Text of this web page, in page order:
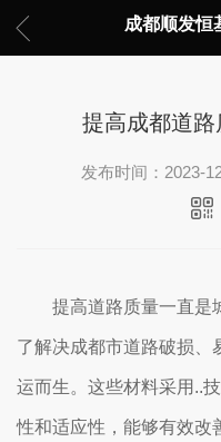
成都顺发恒
提高成都道
发布时间：2023-
提高道路质量一直是
了解决成都市道路破损、
运而生。这些材料采用..
性和适应性，能够有效改